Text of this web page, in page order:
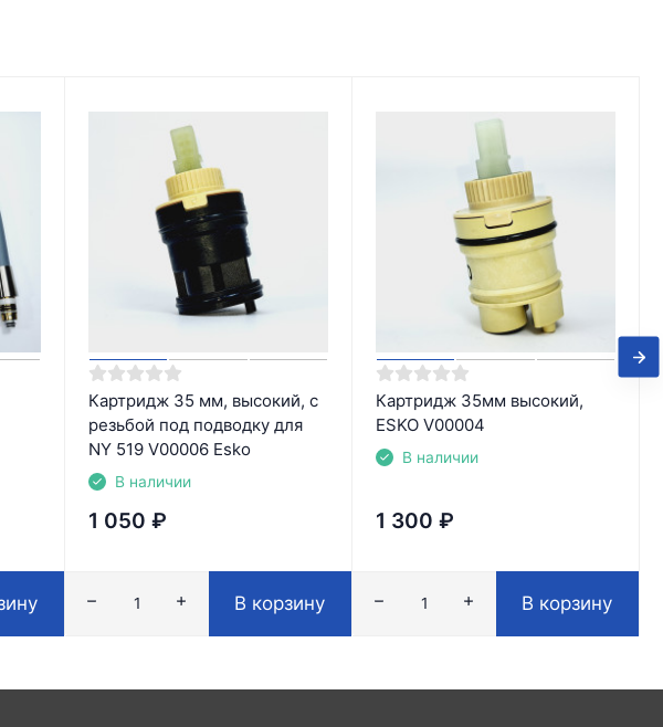
Картридж 35 мм, высокий, с
резьбой под подводку для
NY 519 V00006 Esko
В наличии
1 050 ₽
В корзину
Картридж 35мм высокий,
ESKO V00004
В наличии
1 300 ₽
В корзину